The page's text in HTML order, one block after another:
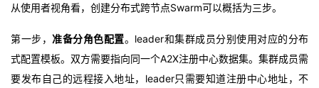
从使用者视角看，创建分布式跨节点Swarm可以概括为三步。
第一步， 准备分角色配置。leader和集群成员分别使用对应的分布
式配置模板。双方需要指向同一个A2X注册中心数据集。集群成员需
要发布自己的远程接入地址，leader只需要知道注册中心地址，不